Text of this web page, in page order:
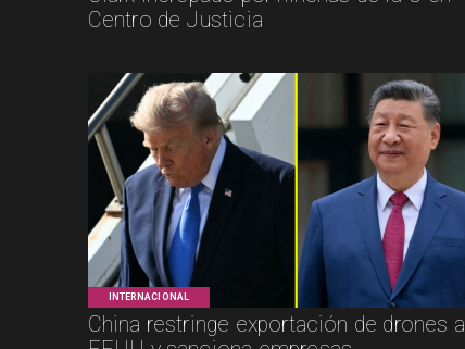
Centro de Justicia
INTERNACIONAL
China restringe exportación de drones a